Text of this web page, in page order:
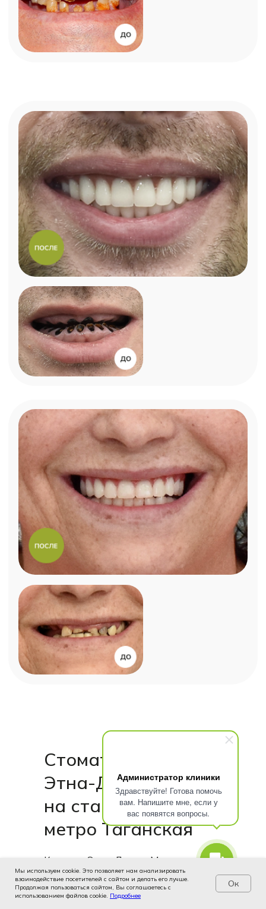
Администратор клиники
Здравствуйте! Готова помочь
вам. Напишите мне, если у
вас появятся вопросы.
Услуги Цены Записаться
Клиника Этна-Дент в Москве — это
место сочетания профессиональных
стоматологических услуг, честной
цены, опыта специалистов,
Стоматология
Этна-Дент
на станции
метро Таганская
Мы используем cookie. Это позволяет нам анализировать
взаимодействие посетителей с сайтом и делать его лучше.
Продолжая пользоваться сайтом, Вы соглашаетесь с
использованием файлов cookie. Подробнее
Ок